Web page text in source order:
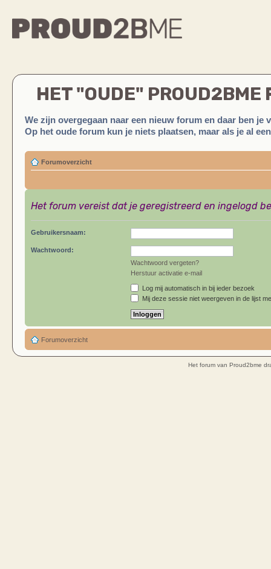
HET "OUDE" PROUD2BME
We zijn overgegaan naar een nieuw forum en daar ben je
Op het oude forum kun je niets plaatsen, maar als je al
Forumoverzicht
Het forum vereist dat je geregistreerd en ingelogd
Gebruikersnaam:
Wachtwoord:
Wachtwoord vergeten?
Herstuur activatie e-mail
Log mij automatisch in bij ieder bezoek
Mij deze sessie niet weergeven in de lijst
Forumoverzicht
Het forum van Proud2bme